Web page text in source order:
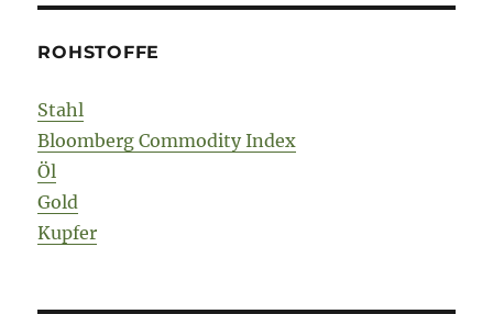
ROHSTOFFE
Stahl
Bloomberg Commodity Index
Öl
Gold
Kupfer